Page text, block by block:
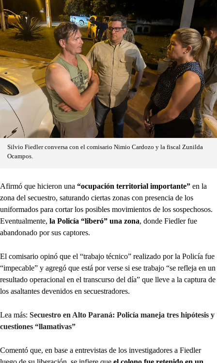
Silvio Fiedler conversa con el comisario Nimio Cardozo y la fiscal Zunilda
Ocampos.
Afirmó que hicieron una “ocupación territorial importante” en la
zona del secuestro, saturando ciertas zonas con presencia de los
uniformados para cortar los posibles movimientos de los sospechosos.
Eventualmente, la Policía “liberó” una zona, donde Fiedler fue
abandonado por sus captores.
El comisario opinó que el “trabajo técnico” realizado por la Policía fue
“impecable” y agregó que está por verse si ese trabajo “se refleja en un
resultado operacional en el transcurso del día” que lleve a la captura de
los asaltantes devenidos en secuestradores.
Lea más: Secuestro en Alto Paraná: Policía maneja tres hipótesis y
cuestiones “llamativas”
Comentó que, en base a entrevistas de los investigadores a Fiedler